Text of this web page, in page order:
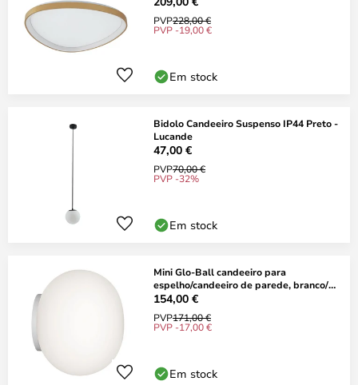
PVP228,00 €
PVP -19,00 €
Em stock
Bidolo Candeeiro Suspenso IP44 Preto -
Lucande
47,00 €
PVP70,00 €
PVP -32%
Em stock
Mini Glo-Ball candeeiro para
espelho/candeeiro de parede, branco/
ópico - FLOS
154,00 €
PVP171,00 €
PVP -17,00 €
Em stock